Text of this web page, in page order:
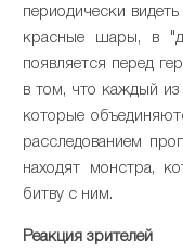
периодически
красные шары, в
появляется перед
в том, что каждый
которые
расследованием
находят монстра,
битву с ним.
Реакция зрителей